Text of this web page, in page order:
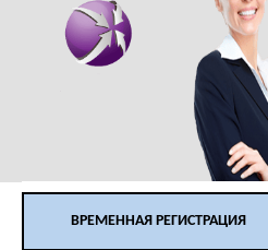
ВРЕМЕННАЯ РЕГИСТРАЦИЯ